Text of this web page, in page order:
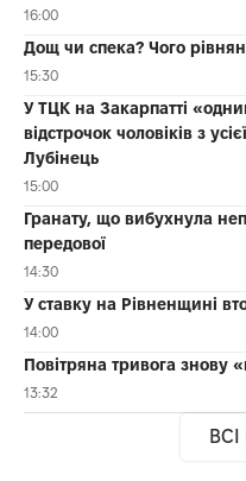
16:00
Дощ чи спека? Чого
15:30
У ТЦК на Закарпатті
відстрочок чоловіків з
Лубінець
15:00
Гранату, що вибухнула
передової
14:30
У ставку на Рівненщині
14:00
Повітряна тривога знову
13:32